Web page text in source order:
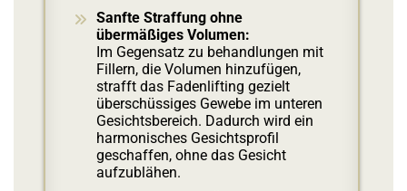
Sanfte Straffung ohne
übermäßiges Volumen:
Im Gegensatz zu behandlungen mit
Fillern, die Volumen hinzufügen,
strafft das Fadenlifting gezielt
überschüssiges Gewebe im unteren
Gesichtsbereich. Dadurch wird ein
harmonisches Gesichtsprofil
geschaffen, ohne das Gesicht
aufzublähen.